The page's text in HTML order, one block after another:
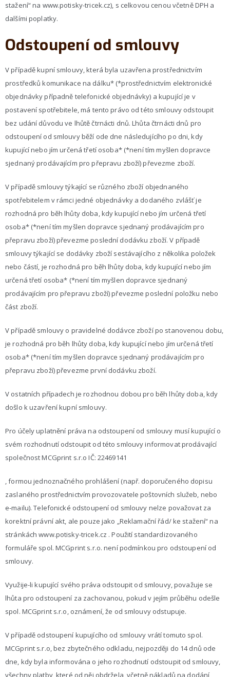
stažení“ na www.potisky-tricek.cz), s celkovou cenou včetně DPH a
dalšími poplatky.
Odstoupení od smlouvy
V případě kupní smlouvy, která byla uzavřena prostřednictvím
prostředků komunikace na dálku* (*prostřednictvím elektronické
objednávky případně telefonické objednávky) a kupující je v
postavení spotřebitele, má tento právo od této smlouvy odstoupit
bez udání důvodu ve lhůtě čtrnácti dnů. Lhůta čtrnácti dnů pro
odstoupení od smlouvy běží ode dne následujícího po dni, kdy
kupující nebo jím určená třetí osoba* (*není tím myšlen dopravce
sjednaný prodávajícím pro přepravu zboží) převezme zboží.
V případě smlouvy týkající se různého zboží objednaného
spotřebitelem v rámci jedné objednávky a dodaného zvlášť je
rozhodná pro běh lhůty doba, kdy kupující nebo jím určená třetí
osoba* (*není tím myšlen dopravce sjednaný prodávajícím pro
přepravu zboží) převezme poslední dodávku zboží. V případě
smlouvy týkající se dodávky zboží sestávajícího z několika položek
nebo částí, je rozhodná pro běh lhůty doba, kdy kupující nebo jím
určená třetí osoba* (*není tím myšlen dopravce sjednaný
prodávajícím pro přepravu zboží) převezme poslední položku nebo
část zboží.
V případě smlouvy o pravidelné dodávce zboží po stanovenou dobu,
je rozhodná pro běh lhůty doba, kdy kupující nebo jím určená třetí
osoba* (*není tím myšlen dopravce sjednaný prodávajícím pro
přepravu zboží) převezme první dodávku zboží.
V ostatních případech je rozhodnou dobou pro běh lhůty doba, kdy
došlo k uzavření kupní smlouvy.
Pro účely uplatnění práva na odstoupení od smlouvy musí kupující o
svém rozhodnutí odstoupit od této smlouvy informovat prodávající
společnost MCGprint s.r.o IČ: 22469141
, formou jednoznačného prohlášení (např. doporučeného dopisu
zaslaného prostřednictvím provozovatele poštovních služeb, nebo
e-mailu). Telefonické odstoupení od smlouvy nelze považovat za
korektní právní akt, ale pouze jako „Reklamační řád/ ke stažení“ na
stránkách www.potisky-tricek.cz . Použití standardizovaného
formuláře spol. MCGprint s.r.o. není podmínkou pro odstoupení od
smlouvy.
Využije-li kupující svého práva odstoupit od smlouvy, považuje se
lhůta pro odstoupení za zachovanou, pokud v jejím průběhu odešle
spol. MCGprint s.r.o, oznámení, že od smlouvy odstupuje.
V případě odstoupení kupujícího od smlouvy vrátí tomuto spol.
MCGprint s.r.o, bez zbytečného odkladu, nejpozději do 14 dnů ode
dne, kdy byla informována o jeho rozhodnutí odstoupit od smlouvy,
všechny platby, které od něj obdržela, včetně nákladů na dodání